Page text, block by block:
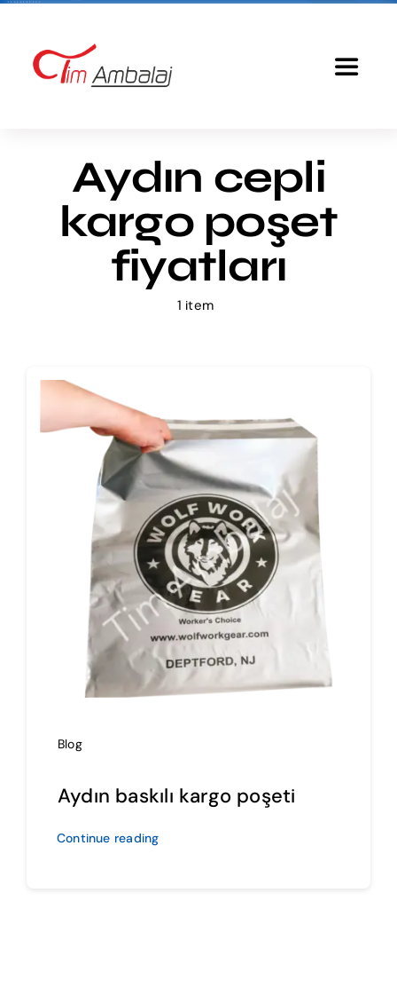
content
Toggle
Baskılı Poşet
İmalat
Aydın cepli
kargo poşet
fiyatları
1 item
Blog
Aydın baskılı kargo poşeti
Continue reading